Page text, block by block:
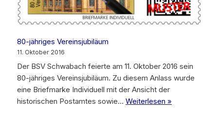
80-jähriges Vereinsjubiläum
11. Oktober 2016
Der BSV Schwabach feierte am 11. Oktober 2016 sein
80-jähriges Vereinsjubiläum. Zu diesem Anlass wurde
eine Briefmarke Individuell mit der Ansicht der
historischen Postamtes sowie… Weiterlesen »